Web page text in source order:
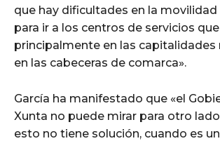
que hay dificultades en la movilidad
para ir a los centros de servicios
principalmente en las capitalidades
en las cabeceras de comarca».
García ha manifestado que «el
Xunta no puede mirar para otro
esto no tiene solución, cuando es